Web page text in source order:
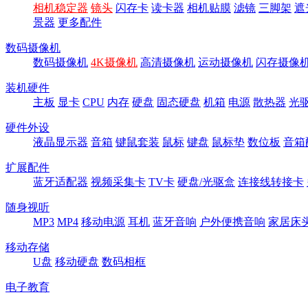
相机稳定器 镜头 闪存卡 读卡器 相机贴膜 滤镜 三脚架 遮
景器 更多配件
数码摄像机
数码摄像机 4K摄像机 高清摄像机 运动摄像机 闪存摄像
装机硬件
主板 显卡 CPU 内存 硬盘 固态硬盘 机箱 电源 散热器 光
硬件外设
液晶显示器 音箱 键鼠套装 鼠标 键盘 鼠标垫 数位板 音箱
扩展配件
蓝牙适配器 视频采集卡 TV卡 硬盘/光驱盒 连接线转接卡
随身视听
MP3 MP4 移动电源 耳机 蓝牙音响 户外便携音响 家居床
移动存储
U盘 移动硬盘 数码相框
电子教育